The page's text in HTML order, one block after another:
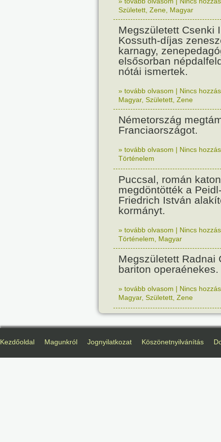
Született Zene Magyar
Megszületett Csenki
Kossuth-díjas
karnagy,
elsősorban
nótái ismertek.
» tovább olvasom | Nincs
Magyar, Született Zene
Németország
Franciaországot.
» tovább olvasom | Nincs
Történelem
Puccsal, román
megdöntötték a
Friedrich István
kormányt.
» tovább olvasom | Nincs
Történelem
Magyar
Megszületett Radnai
bariton operaénekes.
» tovább olvasom | Nincs
Magyar, Született Zene
Kezdőoldal Magunkról Jognyilatkozat Köszönetnyilvánítás